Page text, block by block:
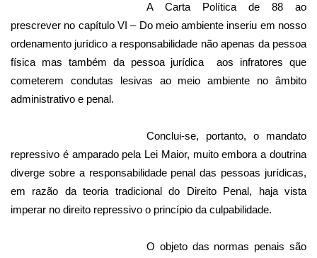
A Carta Política de 88 ao
prescrever no capítulo VI – Do meio ambiente inseriu em nosso
ordenamento jurídico a responsabilidade não apenas da pessoa
física mas também da pessoa jurídica
aos infratores que
cometerem condutas lesivas ao meio ambiente no âmbito
administrativo e penal.
Conclui-se, portanto, o mandato
repressivo é amparado pela Lei Maior, muito embora a doutrina
diverge sobre a responsabilidade penal das pessoas jurídicas,
em razão da teoria tradicional do Direito Penal, haja vista
imperar no direito repressivo o princípio da culpabilidade.
O objeto das normas penais são